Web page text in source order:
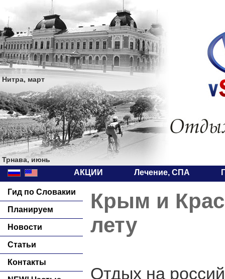
Нитра, март
Трнава, июнь
АКЦИИ Лечение, СПА
Гид по Словакии
Планируем
Новости
Статьи
Контакты
Крым и
лету
Отдых на